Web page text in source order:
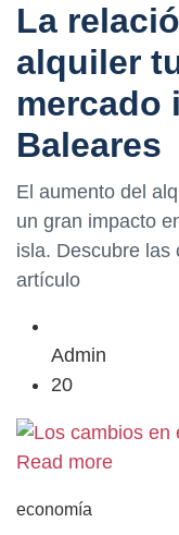
La
alquiler
mercado
Baleares
El aumento del
un gran impacto
isla. Descubre las
artículo
Admin
20
Read more
economía